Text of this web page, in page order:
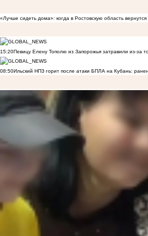
«Лучше сидеть дома»: когда в Ростовскую область
15:20Певицу Елену Тополю из Запорожья затравили из-за
08:50Ильский НПЗ горит после атаки БПЛА на Кубань: